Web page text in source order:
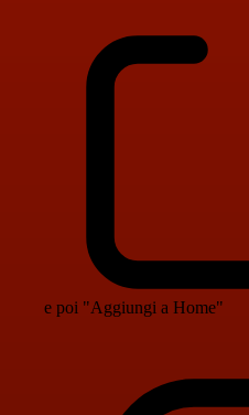
e poi "Aggiungi a Home"